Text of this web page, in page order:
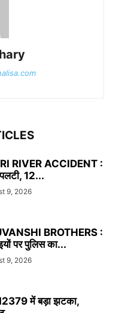
RIVER ACCIDENT :
12...
9, 2026
BROTHERS :
पर पुलिस का...
9, 2026
में बड़ा झटका,